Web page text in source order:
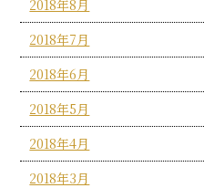
2018年8月
2018年7月
2018年6月
2018年5月
2018年4月
2018年3月